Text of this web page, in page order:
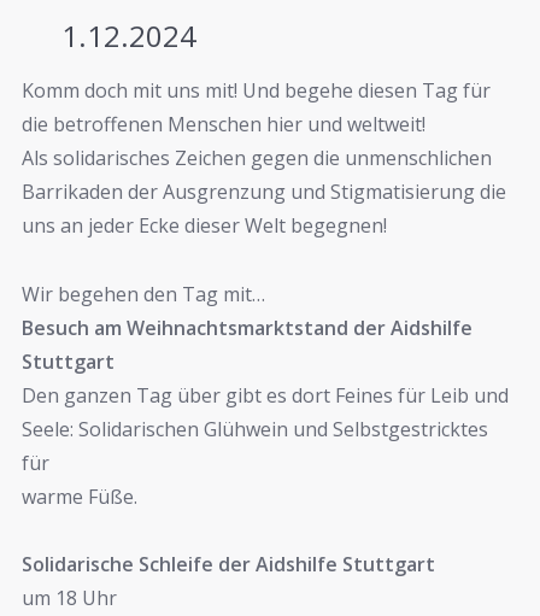
1.12.2024
Komm doch mit uns mit! Und begehe diesen Tag für
die betroffenen Menschen hier und weltweit!
Als solidarisches Zeichen gegen die unmenschlichen
Barrikaden der Ausgrenzung und Stigmatisierung die
uns an jeder Ecke dieser Welt begegnen!
Wir begehen den Tag mit…
Besuch am Weihnachtsmarktstand der Aidshilfe
Stuttgart
Den ganzen Tag über gibt es dort Feines für Leib und
Seele: Solidarischen Glühwein und Selbstgestricktes
für
warme Füße.
Solidarische Schleife der Aidshilfe Stuttgart
um 18 Uhr